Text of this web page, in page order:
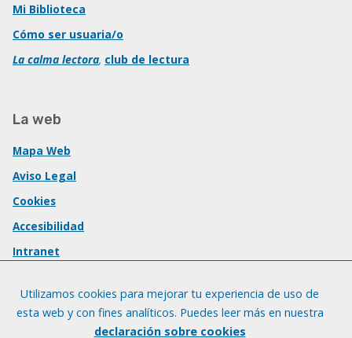
Mi Biblioteca
Cómo ser usuaria/o
La calma lectora, club de lectura
La web
Mapa Web
Aviso Legal
Cookies
Accesibilidad
Intranet
Utilizamos cookies para mejorar tu experiencia de uso de
esta web y con fines analíticos. Puedes leer más en nuestra
declaración sobre cookies